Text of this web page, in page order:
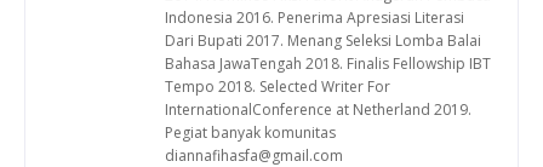
Indonesia 2016. Penerima Apresiasi Literasi
Dari Bupati 2017. Menang Seleksi Lomba Balai
Bahasa JawaTengah 2018. Finalis Fellowship IBT
Tempo 2018. Selected Writer For
InternationalConference at Netherland 2019.
Pegiat banyak komunitas
diannafihasfa@gmail.com